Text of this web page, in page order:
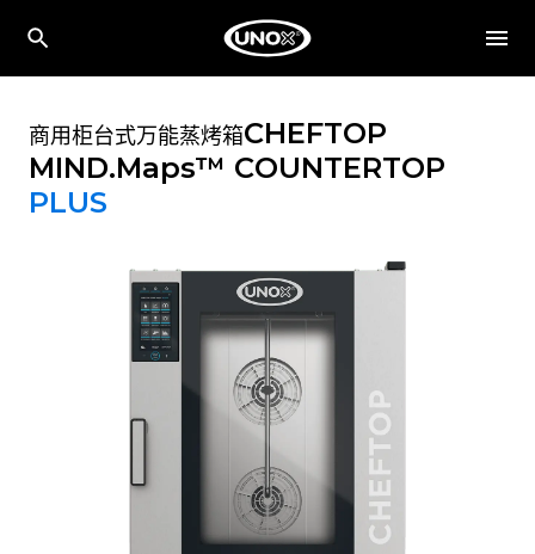
商用柜台式万能蒸烤箱CHEFTOP
MIND.Maps™ COUNTERTOP
PLUS